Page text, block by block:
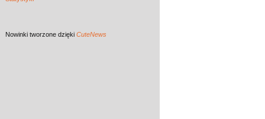
Nowinki tworzone dzięki CuteNews